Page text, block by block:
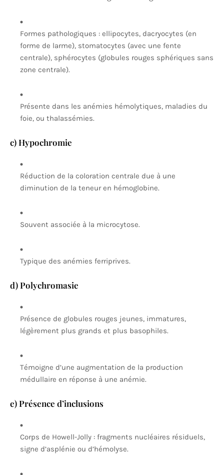
Formes pathologiques : ellipocytes, dacryocytes (en
forme de larme), stomatocytes (avec une fente
centrale), sphérocytes (globules rouges sphériques sans
zone centrale).
Présente dans les anémies hémolytiques, maladies du
foie, ou thalassémies.
c) Hypochromie
Réduction de la coloration centrale due à une
diminution de la teneur en hémoglobine.
Souvent associée à la microcytose.
Typique des anémies ferriprives.
d) Polychromasie
Présence de globules rouges jeunes, immatures,
légèrement plus grands et plus basophiles.
Témoigne d’une augmentation de la production
médullaire en réponse à une anémie.
e) Présence d’inclusions
Corps de Howell-Jolly : fragments nucléaires résiduels,
signe d’asplénie ou d’hémolyse.